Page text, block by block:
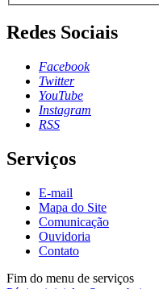
Redes Sociais
Facebook
Twitter
YouTube
Instagram
RSS
Serviços
E-mail
Mapa do Site
Comunicação
Ouvidoria
Contato
Fim do menu de serviços